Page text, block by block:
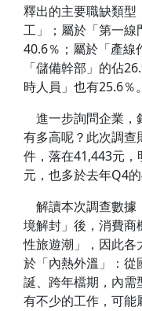
釋出的主要職缺類型
工」；屬於「第一線
40.6％；屬於「產線
「儲備幹部」的佔
時人員」也有25.6％。
進一步詢問企業，
有多高呢？此次調查
件，落在41,443元
元，也多於去年Q4
解讀本次調查數據
境解封」後，消費商
性旅遊潮」，因此各
於「內熱外溫」：從
誕、跨年檔期，內需
有不少的工作，可能